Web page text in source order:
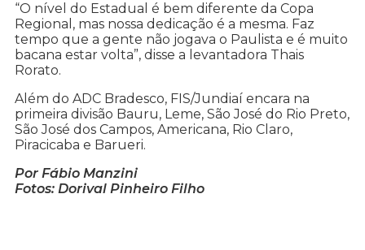
“O nível do Estadual é bem diferente da Copa
Regional, mas nossa dedicação é a mesma. Faz
tempo que a gente não jogava o Paulista e é muito
bacana estar volta”, disse a levantadora Thais
Rorato.
Além do ADC Bradesco, FIS/Jundiaí encara na
primeira divisão Bauru, Leme, São José do Rio Preto,
São José dos Campos, Americana, Rio Claro,
Piracicaba e Barueri.
Por Fábio Manzini
Fotos: Dorival Pinheiro Filho